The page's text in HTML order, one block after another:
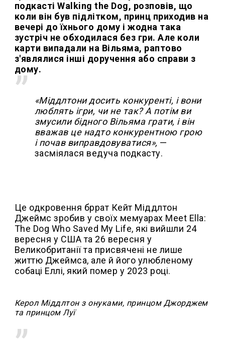
подкасті Walking the Dog, розповів, що
коли він був підлітком, принц приходив на
вечері до їхнього дому і жодна така
зустріч не обходилася без гри. Але коли
карти випадали на Вільяма, раптово
з'являлися інші доручення або справи з
дому.
«Міддлтони досить конкуренті, і вони
люблять ігри, чи не так? А потім ви
змусили бідного Вільяма грати, і він
вважав це надто конкурентною грою
і почав виправдовуватися», —
засміялася ведуча подкасту.
Це одкровення бррат Кейт Міддлтон
Джеймс зробив у своїх мемуарах Meet Ella:
The Dog Who Saved My Life, які вийшли 24
вересня у США та 26 вересня у
Великобританії та присвячені не лише
життю Джеймса, але й його улюбленому
собаці Еллі, який помер у 2023 році.
Керол Міддлтон з онуками, принцом Джорджем
та принцом Луї